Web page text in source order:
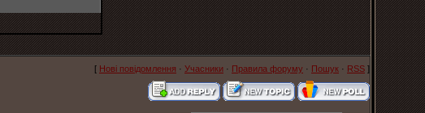
[ Нові повідомлення · Учасники · Правила форуму · Пошук · RSS ]